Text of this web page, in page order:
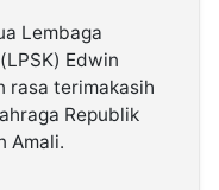
Lembaga
Edwin
rasa terimakasih
Republik
Amali.